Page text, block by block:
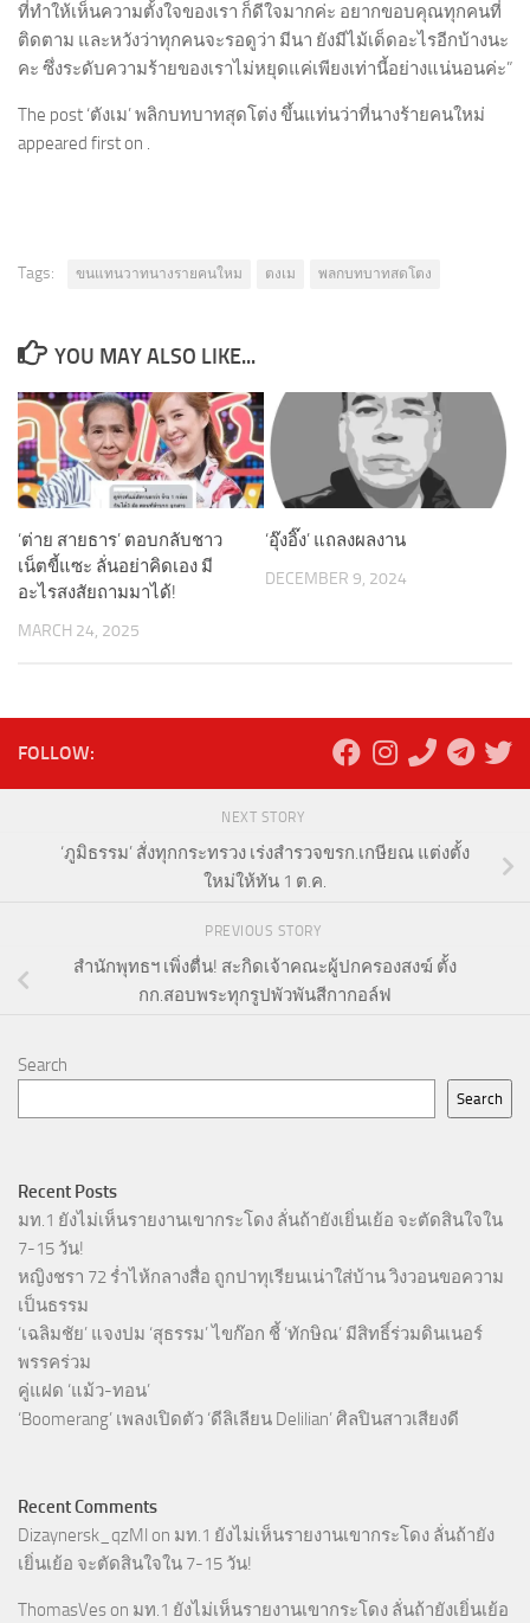
ที่ทำให้เห็นความตั้งใจของเรา ก็ดีใจมากค่ะ อยากขอบคุณทุกคนที่
ติดตาม และหวังว่าทุกคนจะรอดูว่า มีนา ยังมีไม้เด็ดอะไรอีกบ้างนะ
คะ ซึ่งระดับความร้ายของเราไม่หยุดแค่เพียงเท่านี้อย่างแน่นอนค่ะ”
The post ‘ตังเม’ พลิกบทบาทสุดโต่ง ขึ้นแท่นว่าที่นางร้ายคนใหม่
appeared first on .
Tags: ขนแทนวาทนางรายคนใหม ตงเม พลกบทบาทสดโตง
YOU MAY ALSO LIKE...
‘ต่าย สายธาร’ ตอบกลับชาว
เน็ตขี้แซะ ลั่นอย่าคิดเอง มี
อะไรสงสัยถามมาได้!
MARCH 24, 2025
‘อุ๊งอิ๊ง’ แถลงผลงาน
DECEMBER 9, 2024
FOLLOW:
NEXT STORY
‘ภูมิธรรม’ สั่งทุกกระทรวง เร่งสำรวจขรก.เกษียณ แต่งตั้ง
ใหม่ให้ทัน 1 ต.ค.
PREVIOUS STORY
สำนักพุทธฯ เพิ่งตื่น! สะกิดเจ้าคณะผู้ปกครองสงฆ์ ตั้ง
กก.สอบพระทุกรูปพัวพันสีกากอล์ฟ
Search
Search
Recent Posts
มท.1 ยังไม่เห็นรายงานเขากระโดง ลั่นถ้ายังเยิ่นเย้อ จะตัดสินใจใน
7-15 วัน!
หญิงชรา 72 ร่ำไห้กลางสื่อ ถูกปาทุเรียนเน่าใส่บ้าน วิงวอนขอความ
เป็นธรรม
‘เฉลิมชัย’ แจงปม ‘สุธรรม’ ไขก๊อก ชี้ ‘ทักษิณ’ มีสิทธิ์ร่วมดินเนอร์
พรรคร่วม
คู่แฝด ‘แม้ว-ทอน’
‘Boomerang’ เพลงเปิดตัว ‘ดีลิเลียน Delilian’ ศิลปินสาวเสียงดี
Recent Comments
Dizaynersk_qzMl on มท.1 ยังไม่เห็นรายงานเขากระโดง ลั่นถ้ายัง
เยิ่นเย้อ จะตัดสินใจใน 7-15 วัน!
ThomasVes on มท.1 ยังไม่เห็นรายงานเขากระโดง ลั่นถ้ายังเยิ่นเย้อ